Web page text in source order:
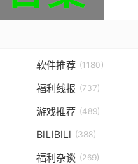
软件推荐 (1180)
福利线报 (737)
游戏推荐 (489)
BILIBILI (388)
福利杂谈 (269)